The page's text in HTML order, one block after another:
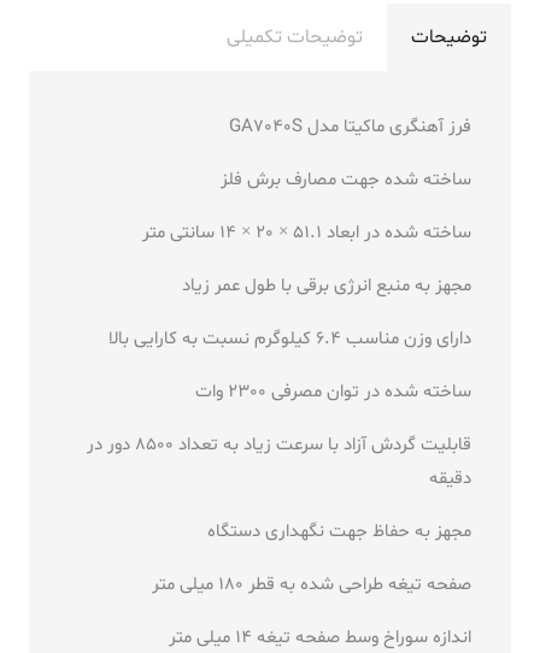
توضیحات توضیحات تکمیلی
فرز آهنگری ماکیتا مدل GA7040S
ساخته شده جهت مصارف برش فلز
ساخته شده در ابعاد 51.1 × 20 × 14 سانتی متر
مجهز به منبع انرژی برقی با طول عمر زیاد
دارای وزن مناسب 6.4 کیلوگرم نسبت به کارایی بالا
ساخته شده در توان مصرفی 2300 وات
قابلیت گردش آزاد با سرعت زیاد به تعداد 8500
دور در
دقیقه
مجهز به حفاظ جهت نگهداری دستگاه
صفحه تیغه طراحی شده به قطر 180 میلی متر
اندازه سوراخ وسط صفحه تیغه 14 میلی متر